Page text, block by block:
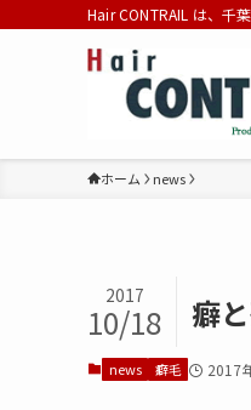
Hair CONTRAIL は、千
ホーム news
癖
2017
10/18
news 癖毛 2017